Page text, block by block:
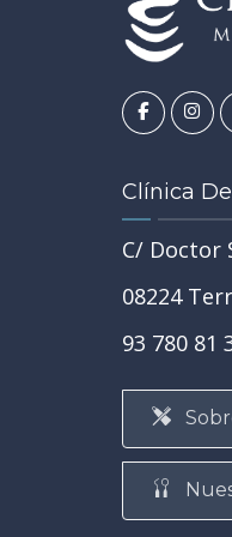
Clínica
C/ Doctor
08224
93 780 81
JUL
TU
la